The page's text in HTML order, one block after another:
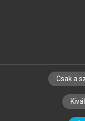
SZERZŐKNEK
Csak a